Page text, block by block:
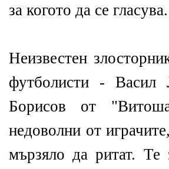
за когото да се
Неизвестен
футболисти -
Борисов от
недоволни от
мързяло да ритат. Те